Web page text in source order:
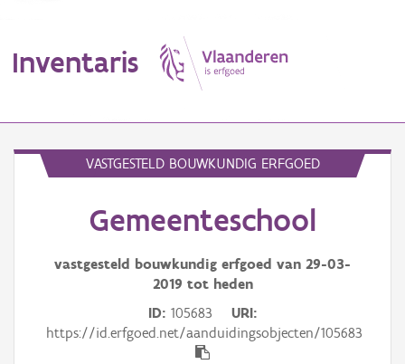
Inventaris
Aanduidingsobject
Thema
VASTGESTELD BOUWKUNDIG ERFGOED
Gemeenteschool
vastgesteld bouwkundig erfgoed van 29-03-
2019 tot heden
ID 105683
URI
https://id.erfgoed.net/aanduidingsobjecten/105683